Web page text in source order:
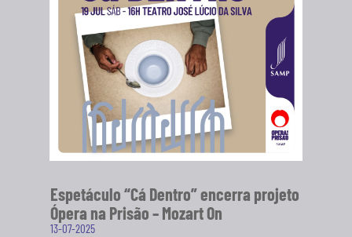
Espetáculo “Cá Dentro” encerra projeto
Ópera na Prisão – Mozart On
13-07-2025